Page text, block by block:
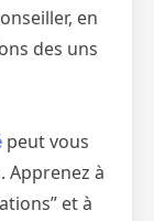
en
des uns
peut vous
Apprenez à
et à